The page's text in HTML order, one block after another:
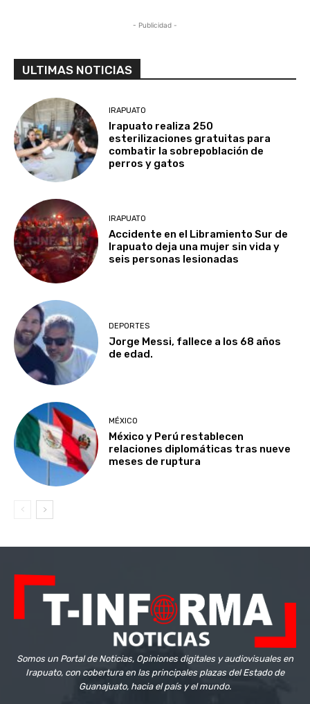
- Publicidad -
ULTIMAS NOTICIAS
IRAPUATO
Irapuato realiza 250
esterilizaciones gratuitas para
combatir la sobrepoblación de
perros y gatos
IRAPUATO
Accidente en el Libramiento Sur de
Irapuato deja una mujer sin vida y
seis personas lesionadas
DEPORTES
Jorge Messi, fallece a los 68 años
de edad.
MÉXICO
México y Perú restablecen
relaciones diplomáticas tras nueve
meses de ruptura
Somos un Portal de Noticias, Opiniones digitales y audiovisuales en
Irapuato, con cobertura en las principales plazas del Estado de
Guanajuato, hacia el país y el mundo.